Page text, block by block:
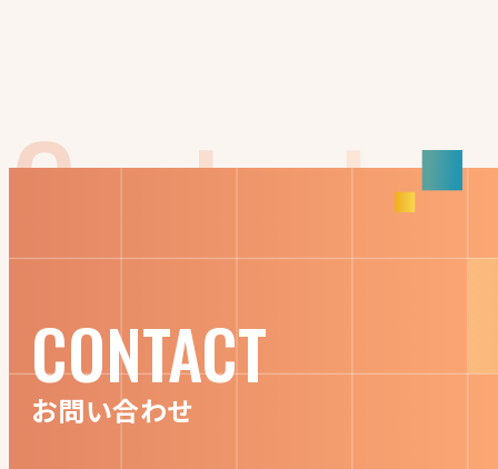
CONTACT
お問い合わせ